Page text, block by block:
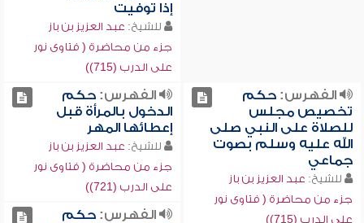
إذا توفيت
للشيخ: عبد العزيز بن باز
جزء من محاضرة ( فتاوى نور
على الدرب (715))
الفهرس:حكم
تخصيص مجلس
للصلاة على النبي صلى
الله عليه وسلم بصوت
جماعي
للشيخ: عبد العزيز بن باز
جزء من محاضرة ( فتاوى نور
على الدرب (715))
الفهرس:حكم
الدخول بالمرأة قبل
إعطائها المهر
للشيخ: عبد العزيز بن باز
جزء من محاضرة ( فتاوى نور
على الدرب (721))
الفهرس:حكم